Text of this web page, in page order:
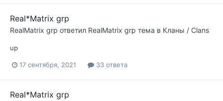
Real*Matrix grp
RealMatrix grp ответил RealMatrix grp тема в Кланы / Clans
up
17 сентября, 2021 33 ответа
Real*Matrix grp